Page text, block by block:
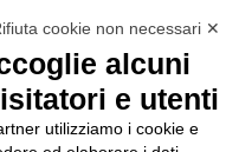
cookie non necessari ✕
alcuni
e utenti
utilizziamo i cookie e